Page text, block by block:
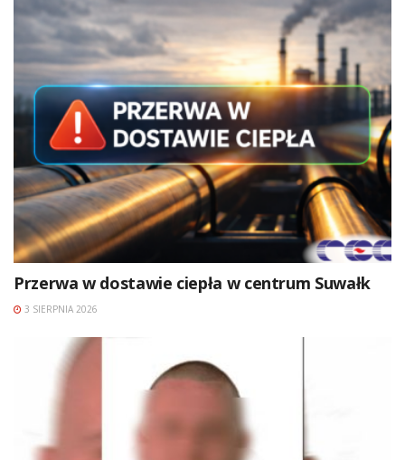
Przerwa w dostawie ciepła w centrum Suwałk
3 SIERPNIA 2026